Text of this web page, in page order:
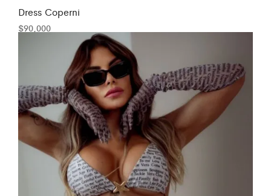
Dress Coperni
$90,000